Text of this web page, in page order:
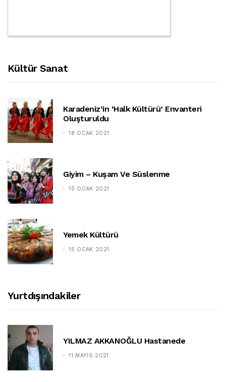
Kültür Sanat
Karadeniz’in ‘halk Kültürü’ Envanteri
Oluşturuldu
18 OCAK 2021
Giyim – Kuşam Ve Süslenme
15 OCAK 2021
Yemek Kültürü
15 OCAK 2021
Yurtdışındakiler
YILMAZ AKKANOĞLU Hastanede
11 MAYIS 2021